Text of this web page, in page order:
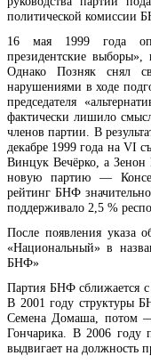
политической комиссии
16 мая 1999 года
президентские
Однако Позняк снял
нарушениями в ходе
председателя
фактически лишило
членов партии. В
декабре 1999 года на VI
Винцук Вечёрко, а
новую партию —
рейтинг БНФ
поддерживало 2,5 %
После появления указа
«Национальный» в
БНФ»
Партия БНФ сближается
В 2001 году структуры
Семена Домаша, потом —
Гончарика. В 2006 году
выдвигает на должность